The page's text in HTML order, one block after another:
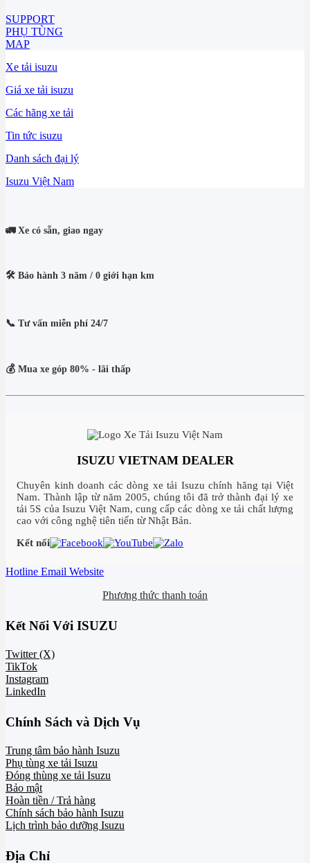
SUPPORT
PHỤ TÙNG
MAP
Xe tải isuzu
Giá xe tải isuzu
Các hãng xe tải
Tin tức isuzu
Danh sách đại lý
Isuzu Việt Nam
🚛 Xe có sẵn, giao ngay
🛠️ Bảo hành 3 năm / 0 giới hạn km
📞 Tư vấn miễn phí 24/7
💰 Mua xe góp 80% - lãi thấp
ISUZU VIETNAM DEALER
Chuyên kinh doanh các dòng xe tải Isuzu chính hãng tại Việt
Nam. Thành lập từ năm 2005, chúng tôi đã trở thành đại lý xe
tải 5S của Isuzu Việt Nam, cung cấp các dòng xe tải chất lượng
cao với công nghệ tiên tiến từ Nhật Bản.
Kết nối
Hotline Email Website
Phương thức thanh toán
Kết Nối Với ISUZU
Twitter (X)
TikTok
Instagram
LinkedIn
Chính Sách và Dịch Vụ
Trung tâm bảo hành Isuzu
Phụ tùng xe tải Isuzu
Đóng thùng xe tải Isuzu
Bảo mật
Hoàn tiền / Trả hàng
Chính sách bảo hành Isuzu
Lịch trình bảo dưỡng Isuzu
Địa Chỉ